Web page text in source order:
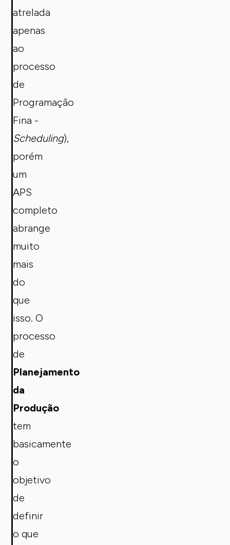
atrelada
apenas
ao
processo
de
Programação
Fina -
Scheduling),
porém
um
APS
completo
abrange
muito
mais
do
que
isso. O
processo
de
Planejamento
da
Produção
tem
basicamente
o
objetivo
de
definir
o que